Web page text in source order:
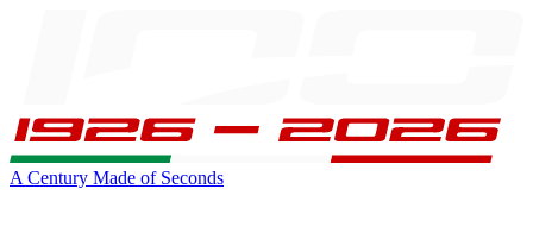
A Century Made of Seconds